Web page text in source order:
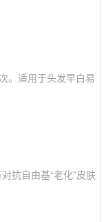
。适用于头发早白易
抗自由基“老化”皮肤